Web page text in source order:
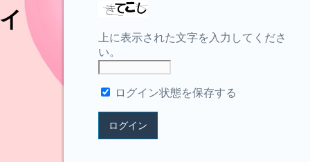
上に表示された文字を入力してくださ
い。
ログイン状態を保存する